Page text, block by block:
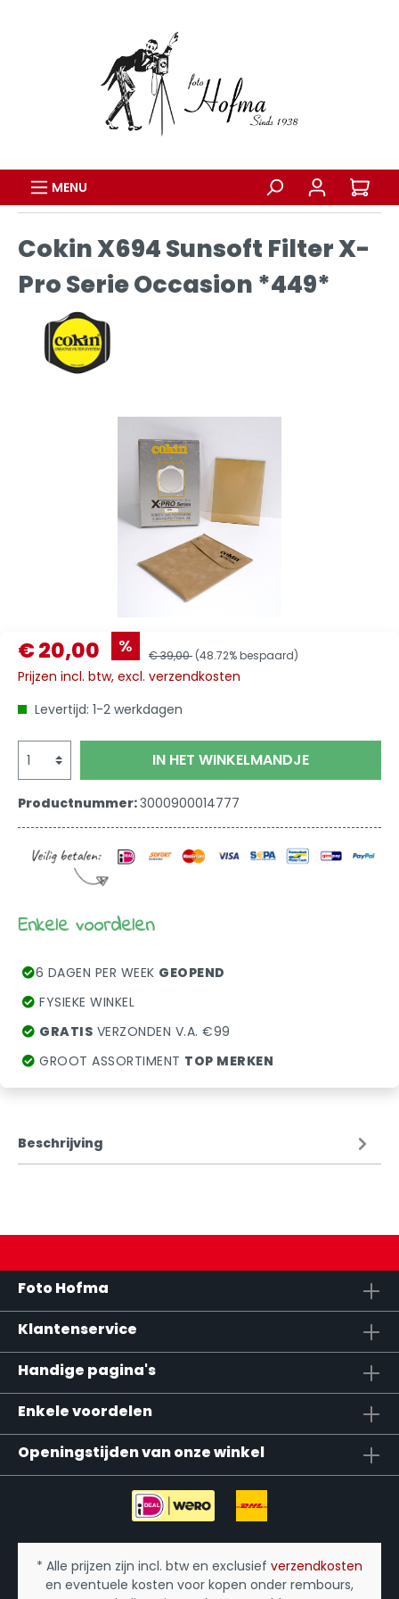
MENU
Cokin X694 Sunsoft Filter X-
Pro Serie Occasion *449*
€ 20,00 % € 39,00 (48.72% bespaard)
Prijzen incl. btw, excl. verzendkosten
Levertijd: 1-2 werkdagen
IN HET WINKELMANDJE
Productnummer:3000900014777
Enkele voordelen
6 DAGEN PER WEEK GEOPEND
FYSIEKE WINKEL
GRATIS VERZONDEN V.A. €99
GROOT ASSORTIMENT TOP MERKEN
Beschrijving
Foto Hofma
Klantenservice
Handige pagina's
Enkele voordelen
Openingstijden van onze winkel
* Alle prijzen zijn incl. btw en exclusief verzendkosten
en eventuele kosten voor kopen onder rembours,